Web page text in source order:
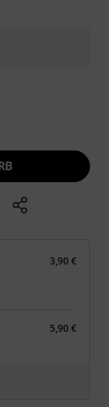
3,90 €
5,90 €